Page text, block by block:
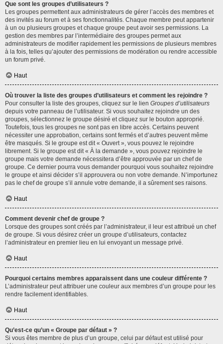
Que sont les groupes d’utilisateurs ?
Les groupes permettent aux administrateurs de gérer l’accès des membres et
des invités au forum et à ses fonctionnalités. Chaque membre peut appartenir
à un ou plusieurs groupes et chaque groupe peut avoir ses permissions. La
gestion des membres par l’intermédiaire des groupes permet aux
administrateurs de modifier rapidement les permissions de plusieurs membres
à la fois, telles qu’ajouter des permissions de modération ou rendre accessible
un forum privé.
Haut
Où trouver la liste des groupes d’utilisateurs et comment les rejoindre ?
Pour consulter la liste des groupes, cliquez sur le lien Groupes d’utilisateurs
depuis votre panneau de l’utilisateur. Si vous souhaitez rejoindre un des
groupes, sélectionnez le groupe désiré et cliquez sur le bouton approprié.
Toutefois, tous les groupes ne sont pas en libre accès. Certains peuvent
nécessiter une approbation, certains sont fermés et d’autres peuvent même
être masqués. Si le groupe est dit « Ouvert », vous pouvez le rejoindre
librement. Si le groupe est dit « À la demande », vous pouvez rejoindre le
groupe mais votre demande nécessitera d’être approuvée par un chef de
groupe. Ce dernier pourra vous demander pourquoi vous souhaitez rejoindre
le groupe et ainsi décider s’il approuvera ou non votre demande. N’importunez
pas le chef de groupe s’il annule votre demande, il a sûrement ses raisons.
Haut
Comment devenir chef de groupe ?
Lorsque des groupes sont créés par l’administrateur, il leur est attribué un chef
de groupe. Si vous désirez créer un groupe d’utilisateurs, contactez
l’administrateur en premier lieu en lui envoyant un message privé.
Haut
Pourquoi certains membres apparaissent dans une couleur différente ?
L’administrateur peut attribuer une couleur aux membres d’un groupe pour les
rendre facilement identifiables.
Haut
Qu’est-ce qu’un « Groupe par défaut » ?
Si vous êtes membre de plus d’un groupe, celui par défaut est utilisé pour